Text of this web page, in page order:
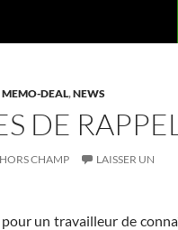
MEMO-DEAL,NEWS
DE RAPPEL
HORS CHAMP
LAISSER UN
un travailleur de